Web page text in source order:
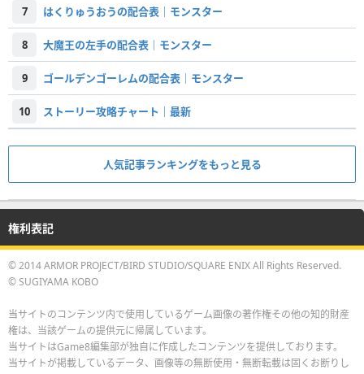
7 はくりゅうおうの配合表｜モンスター
8 大魔王の左手の配合表｜モンスター
9 ゴールデンゴーレムの配合表｜モンスター
10 ストーリー攻略チャート｜最新
人気記事ランキングをもっと見る
権利表記
© 2014 ARMOR PROJECT/BIRD STUDIO/SQUARE ENIX All Rights Reserved.
© SUGIYAMA KOBO
当サイトのコンテンツ内で使用しているゲーム画像の著作権その他の知的財産
権は、当該ゲームの提供元に帰属しています。
当サイトはGame8編集部が独自に作成したコンテンツを提供しております。
当サイトが掲載しているデータ、画像等の無断使用・無断転載は固くお断りし